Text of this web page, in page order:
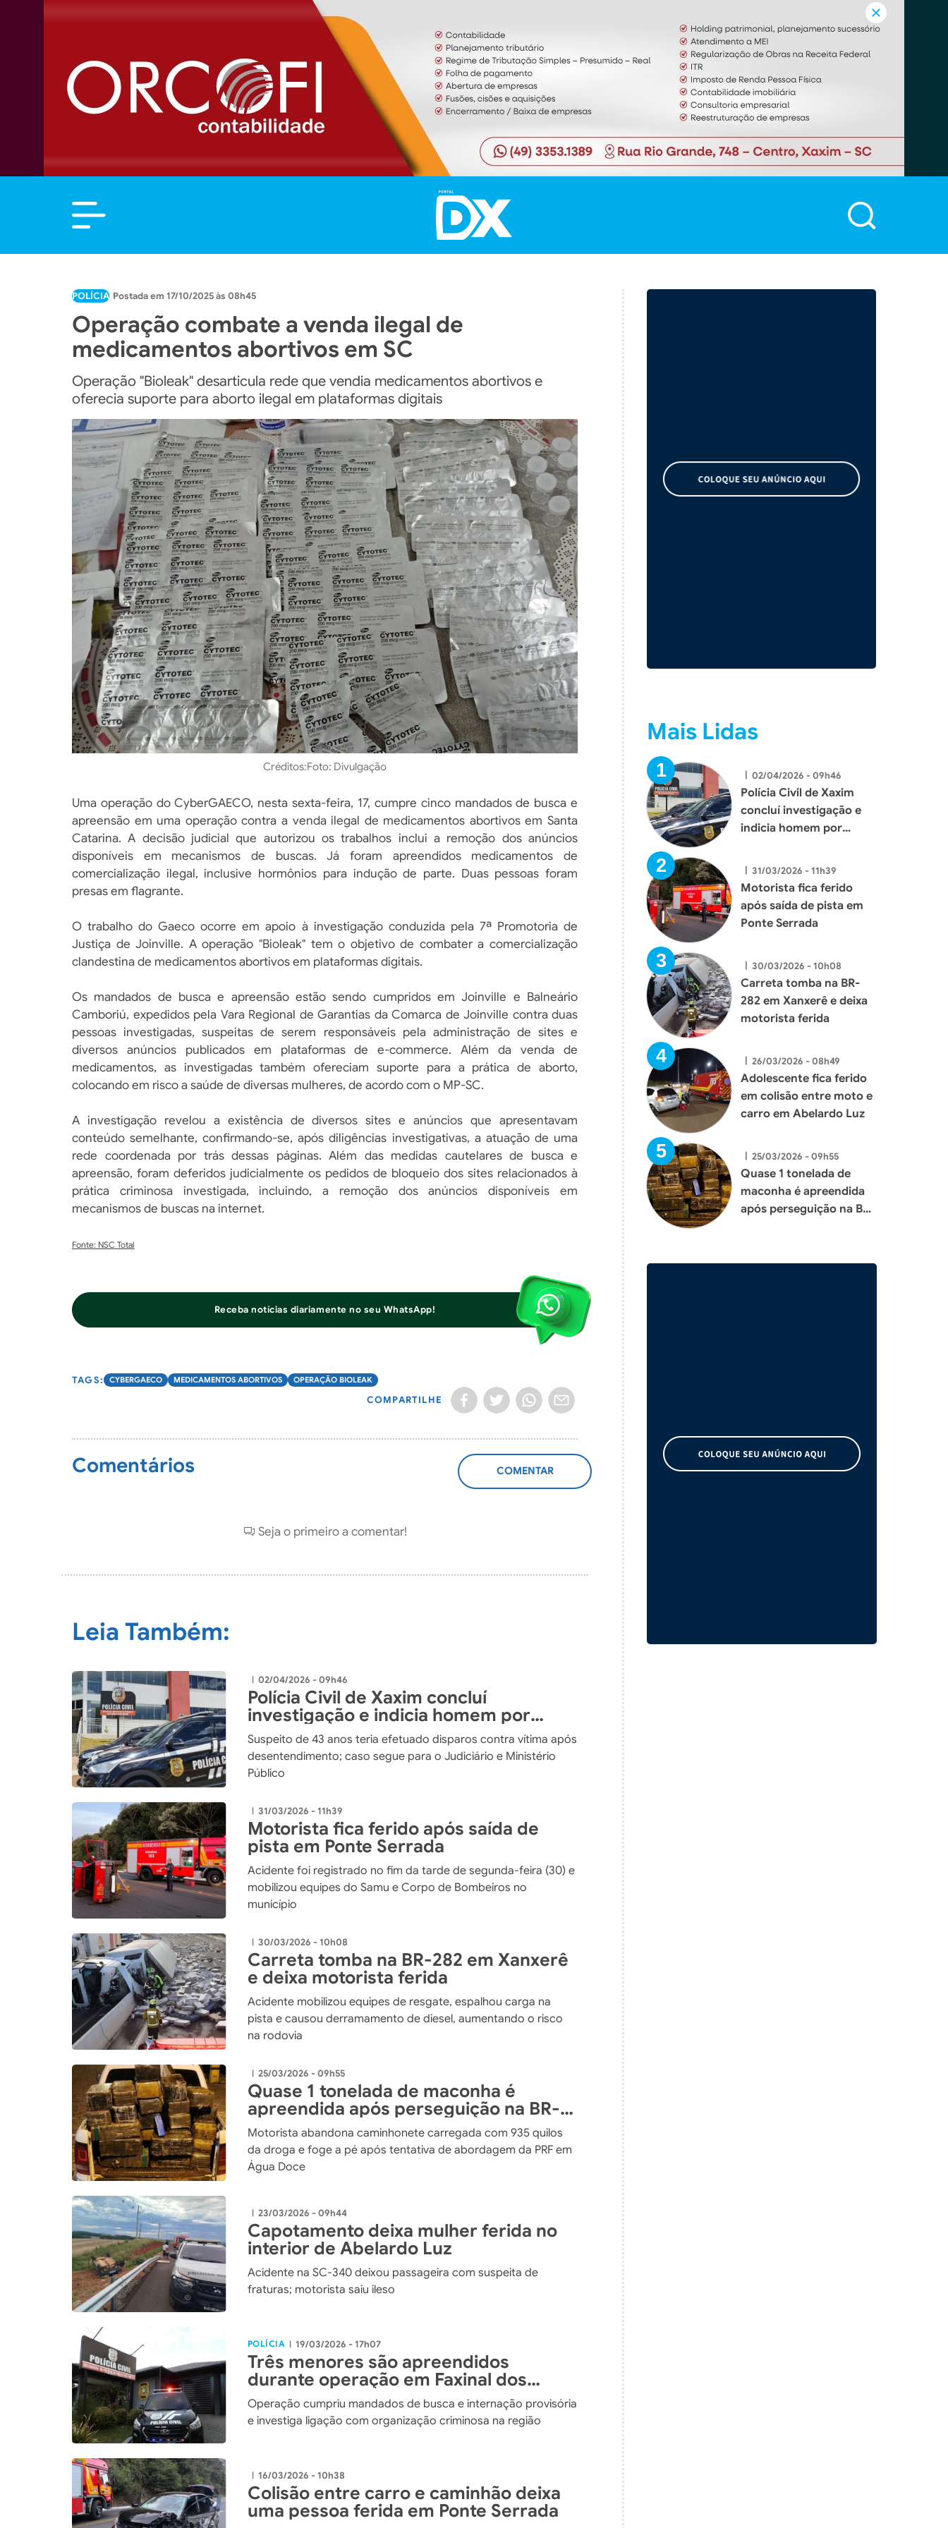
POLÍCIA 17/10/2025 às 08h45
Operação combate a venda ilegal de
medicamentos abortivos em SC
Operação "Bioleak" desarticula rede que vendia medicamentos abortivos e
oferecia suporte para aborto ilegal em plataformas digitais
Créditos:Foto: Divulgação
Uma operação do CyberGAECO, nesta sexta-feira, 17, cumpre cinco mandados de busca e
apreensão em uma operação contra a venda ilegal de medicamentos abortivos em Santa
Catarina. A decisão judicial que autorizou os trabalhos inclui a remoção dos anúncios
disponíveis em mecanismos de buscas. Já foram apreendidos medicamentos de
comercialização ilegal, inclusive hormônios para indução de parte. Duas pessoas foram
presas em flagrante.
O trabalho do Gaeco ocorre em apoio à investigação conduzida pela 7ª Promotoria de
Justiça de Joinville. A operação "Bioleak" tem o objetivo de combater a comercialização
clandestina de medicamentos abortivos em plataformas digitais.
Os mandados de busca e apreensão estão sendo cumpridos em Joinville e Balneário
Camboriú, expedidos pela Vara Regional de Garantias da Comarca de Joinville contra duas
pessoas investigadas, suspeitas de serem responsáveis pela administração de sites e
diversos anúncios publicados em plataformas de e-commerce. Além da venda de
medicamentos, as investigadas também ofereciam suporte para a prática de aborto,
colocando em risco a saúde de diversas mulheres, de acordo com o MP-SC.
A investigação revelou a existência de diversos sites e anúncios que apresentavam
conteúdo semelhante, confirmando-se, após diligências investigativas, a atuação de uma
rede coordenada por trás dessas páginas. Além das medidas cautelares de busca e
apreensão, foram deferidos judicialmente os pedidos de bloqueio dos sites relacionados à
prática criminosa investigada, incluindo, a remoção dos anúncios disponíveis em
mecanismos de buscas na internet.
Fonte: NSC Total
Receba notícias diariamente no seu WhatsApp!
CYBERGAECO MEDICAMENTOS ABORTIVOS OPERAÇÃO BIOLEAK
COMPARTILHE
Comentários
ADICIONAR
COMENTÁRIO
Seja o primeiro a comentar!
Leia Também:
| 02/04/2026 - 09h46
Polícia Civil de Xaxim concluí
investigação e indicia homem por
tentativa de homicídio
Suspeito de 43 anos teria efetuado disparos contra vítima após
desentendimento; caso segue para o Judiciário e Ministério
Público
| 31/03/2026 - 11h39
Motorista fica ferido após saída de
pista em Ponte Serrada
Acidente foi registrado no fim da tarde de segunda-feira (30) e
mobilizou equipes do Samu e Corpo de Bombeiros no
município
| 30/03/2026 - 10h08
Carreta tomba na BR-282 em Xanxerê
e deixa motorista ferida
Acidente mobilizou equipes de resgate, espalhou carga na
pista e causou derramamento de diesel, aumentando o risco
na rodovia
| 25/03/2026 - 09h55
Quase 1 tonelada de maconha é
apreendida após perseguição na BR-
153
Motorista abandona caminhonete carregada com 935 quilos
da droga e foge a pé após tentativa de abordagem da PRF em
Água Doce
| 23/03/2026 - 09h44
Capotamento deixa mulher ferida no
interior de Abelardo Luz
Acidente na SC-340 deixou passageira com suspeita de
fraturas; motorista saiu ileso
POLÍCIA | 19/03/2026 - 17h07
Três menores são apreendidos
durante operação em Faxinal dos
Guedes
Operação cumpriu mandados de busca e internação provisória
e investiga ligação com organização criminosa na região
| 16/03/2026 - 10h38
Colisão entre carro e caminhão deixa
uma pessoa ferida em Ponte Serrada
Mais Lidas
| 02/04/2026 - 09h46
Polícia Civil de Xaxim
concluí investigação e
indicia homem por
| 31/03/2026 - 11h39
Motorista fica ferido
após saída de pista em
Ponte Serrada
| 30/03/2026 - 10h08
Carreta tomba na BR-
282 em Xanxerê e deixa
motorista ferida
| 26/03/2026 - 08h49
Adolescente fica ferido
em colisão entre moto e
carro em Abelardo Luz
| 25/03/2026 - 09h55
Quase 1 tonelada de
maconha é apreendida
após perseguição na BR-